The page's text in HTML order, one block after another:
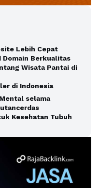
Lebih Cepat
Domain Berkualitas
Wisata Pantai di
di Indonesia
selama
Kesehatan Tubuh